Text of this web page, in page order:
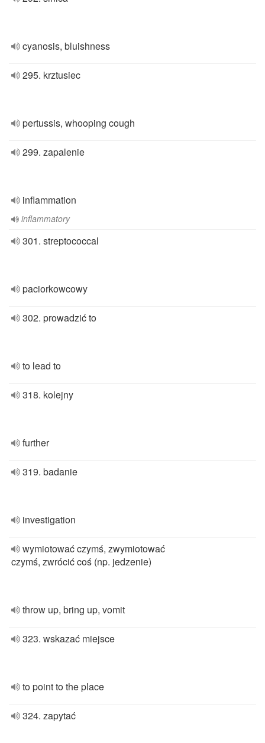
cyanosis, bluishness
295. krztusiec
pertussis, whooping cough
299. zapalenie
inflammation
inflammatory
301. streptococcal
paciorkowcowy
302. prowadzić to
to lead to
318. kolejny
further
319. badanie
investigation
wymiotować czymś, zwymiotować
czymś, zwrócić coś (np. jedzenie)
throw up, bring up, vomit
323. wskazać miejsce
to point to the place
324. zapytać